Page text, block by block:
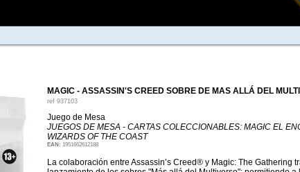
MAGIC - ASSASSIN'S CREED SOBRE DE MAS ALLÁ DEL
ref 937103
Juego de Mesa
JUEGOS DE MESA - CARTAS COLECCIONABLES: MAGIC EL
WIZARDS OF THE COAST
EAN: 1951662612188
La colaboración entre Assassin’s Creed® y Magic: The Gathering